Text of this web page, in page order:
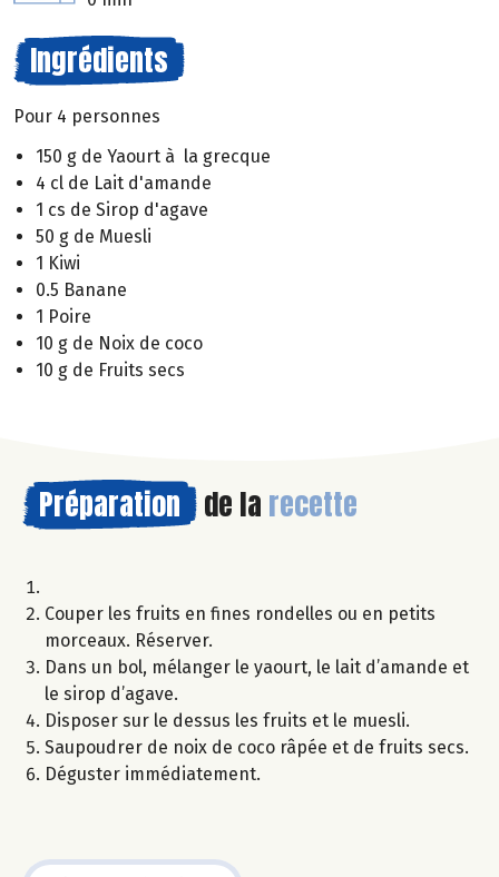
Ingrédients
Pour 4 personnes
150 g de Yaourt à la grecque
4 cl de Lait d'amande
1 cs de Sirop d'agave
50 g de Muesli
1 Kiwi
0.5 Banane
1 Poire
10 g de Noix de coco
10 g de Fruits secs
Préparation de la recette
Couper les fruits en fines rondelles ou en petits
morceaux. Réserver.
Dans un bol, mélanger le yaourt, le lait d’amande et
le sirop d’agave.
Disposer sur le dessus les fruits et le muesli.
Saupoudrer de noix de coco râpée et de fruits secs.
Déguster immédiatement.